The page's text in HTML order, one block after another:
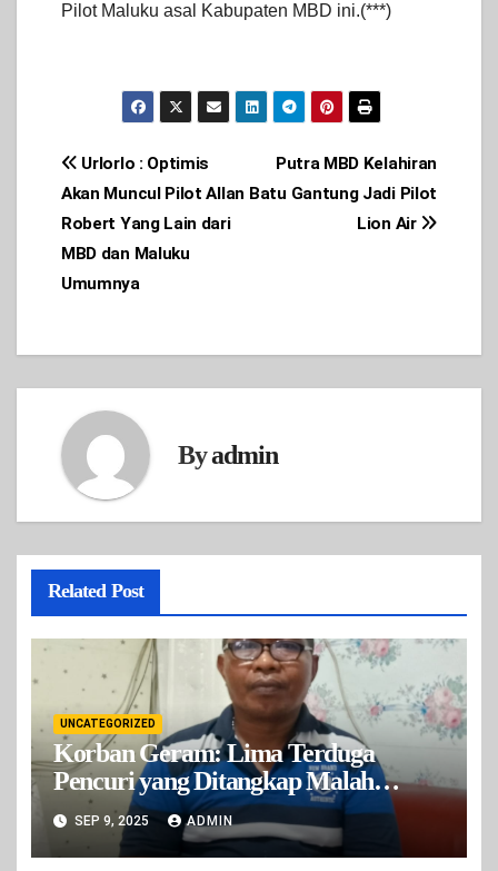
Pilot Maluku asal Kabupaten MBD ini.(***)
Post
navigation
Putra MBD Kelahiran
Batu Gantung Jadi Pilot
Lion Air
Urlorlo : Optimis
Akan Muncul Pilot Allan
Robert Yang Lain dari
MBD dan Maluku
Umumnya
Byadmin
Related Post
UNCATEGORIZED
Korban Geram: Lima Terduga
Pencuri yang Ditangkap Malah
Dilepas Polisi
SEP 9, 2025 ADMIN